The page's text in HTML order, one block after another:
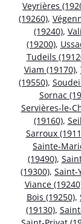
Veyrières
(19260),
(19240),
(19200),
Tudeils
Viam (19170),
(19550),
Sornac
Servières-le-
(19160),
Sarroux
Sainte-
(19490),
(19300), Saint-
Viance
Bois (19250),
(19130),